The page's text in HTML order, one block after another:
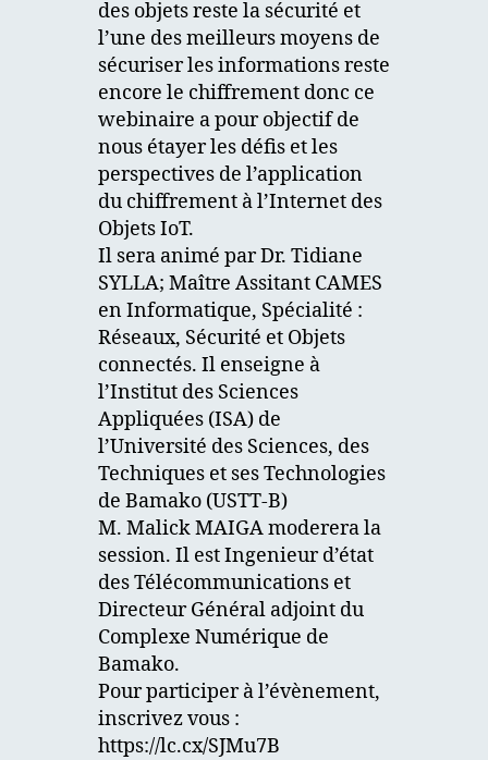
des objets reste la sécurité et
l’une des meilleurs moyens de
sécuriser les informations reste
encore le chiffrement donc ce
webinaire a pour objectif de
nous étayer les défis et les
perspectives de l’application
du chiffrement à l’Internet des
Objets IoT.
Il sera animé par Dr. Tidiane
SYLLA; Maître Assitant CAMES
en Informatique, Spécialité :
Réseaux, Sécurité et Objets
connectés. Il enseigne à
l’Institut des Sciences
Appliquées (ISA) de
l’Université des Sciences, des
Techniques et ses Technologies
de Bamako (USTT-B)
M. Malick MAIGA moderera la
session. Il est Ingenieur d’état
des Télécommunications et
Directeur Général adjoint du
Complexe Numérique de
Bamako.
Pour participer à l’évènement,
inscrivez vous :
https://lc.cx/SJMu7B